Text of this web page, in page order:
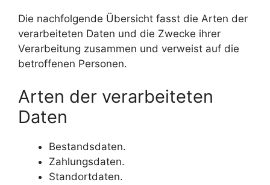
Die nachfolgende Übersicht fasst die Arten der
verarbeiteten Daten und die Zwecke ihrer
Verarbeitung zusammen und verweist auf die
betroffenen Personen.
Arten der verarbeiteten
Daten
Bestandsdaten.
Zahlungsdaten.
Standortdaten.